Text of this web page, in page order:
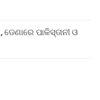
ପାକିସ୍ତାନୀ ଓ